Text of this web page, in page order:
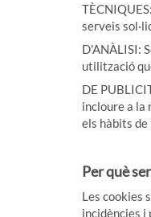
serveis
D'ANÀLISI:
utilització
DE
incloure a la
els hàbits
Per què
Les cookies
incidències i